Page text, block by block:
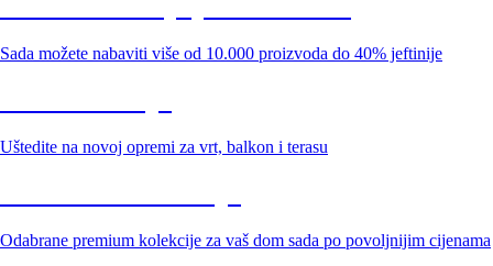
Sada možete nabaviti više od 10.000 proizvoda do 40% jeftinije
Uštedite na novoj opremi za vrt, balkon i terasu
Odabrane premium kolekcije za vaš dom sada po povoljnijim cijenama